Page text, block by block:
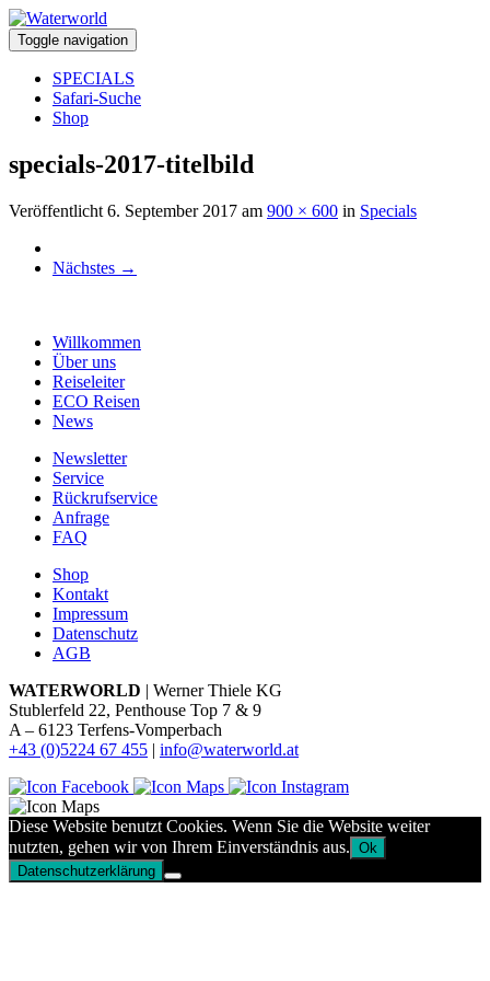
Toggle navigation
SPECIALS
Safari-Suche
Shop
specials-2017-titelbild
Veröffentlicht 6. September 2017 am 900 × 600 in Specials
Nächstes →
Willkommen
Über uns
Reiseleiter
ECO Reisen
News
Newsletter
Service
Rückrufservice
Anfrage
FAQ
Shop
Kontakt
Impressum
Datenschutz
AGB
WATERWORLD | Werner Thiele KG
Stublerfeld 22, Penthouse Top 7 & 9
A – 6123 Terfens-Vomperbach
+43 (0)5224 67 455 | info@waterworld.at
Diese Website benutzt Cookies. Wenn Sie die Website weiter
nutzten, gehen wir von Ihrem Einverständnis aus. Ok
Datenschutzerklärung